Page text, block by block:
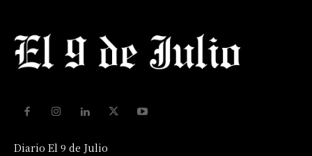
Diario El 9 de Julio